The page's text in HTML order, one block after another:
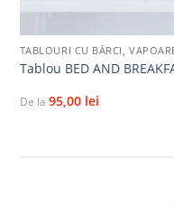
+
TABLOURI CU BĂRCI,
Tablou BED AND
De la 95,00 lei